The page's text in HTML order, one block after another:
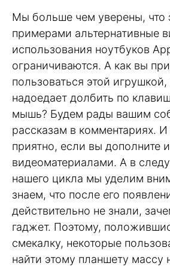
Мы больше чем уверены, что
примерами альтернативные
использования ноутбуков
ограничиваются. А как вы
пользоваться этой игрушкой,
надоедает долбить по
мышь? Будем рады вашим
рассказам в комментариях. И
приятно, если вы дополните
видеоматериалами. А в
нашего цикла мы уделим
знаем, что после его
действительно не знали,
гаджет. Поэтому,
смекалку, некоторые
найти этому планшету массу